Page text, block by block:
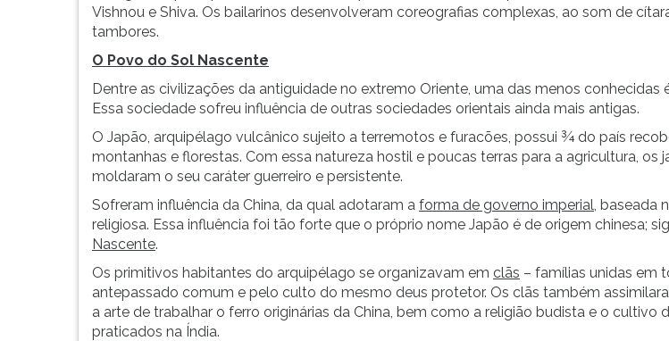
Vishnou e Shiva. Os bailarinos desenvolveram coreografias complexas, ao som de
tambores.
O Povo do Sol Nascente
Dentre as civilizações da antiguidade no extremo Oriente, uma das menos conhecidas
Essa sociedade sofreu influência de outras sociedades orientais ainda mais antigas.
O Japão, arquipélago vulcânico sujeito a terremotos e furacões, possui ¾ do país
montanhas e florestas. Com essa natureza hostil e poucas terras para a agricultura, os
moldaram o seu caráter guerreiro e persistente.
Sofreram influência da China, da qual adotaram a forma de governo imperial, baseada
religiosa. Essa influência foi tão forte que o próprio nome Japão é de origem chinesa;
Nascente.
Os primitivos habitantes do arquipélago se organizavam em clãs – famílias unidas em
antepassado comum e pelo culto do mesmo deus protetor. Os clãs também
a arte de trabalhar o ferro originárias da China, bem como a religião budista e o cultivo
praticados na Índia.